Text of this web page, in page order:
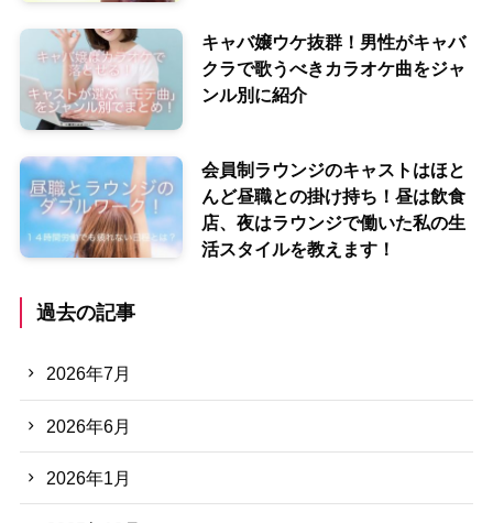
キャバ嬢ウケ抜群！男性がキャバ
クラで歌うべきカラオケ曲をジャ
ンル別に紹介
会員制ラウンジのキャストはほと
んど昼職との掛け持ち！昼は飲食
店、夜はラウンジで働いた私の生
活スタイルを教えます！
過去の記事
2026年7月
2026年6月
2026年1月